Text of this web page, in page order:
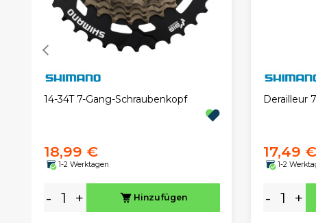
14-34T 7-Gang-Schraubenkopf
18,99 €
1-2 Werktagen
- + Hinzufügen
Derailleur
17,49 €
1-2
- +